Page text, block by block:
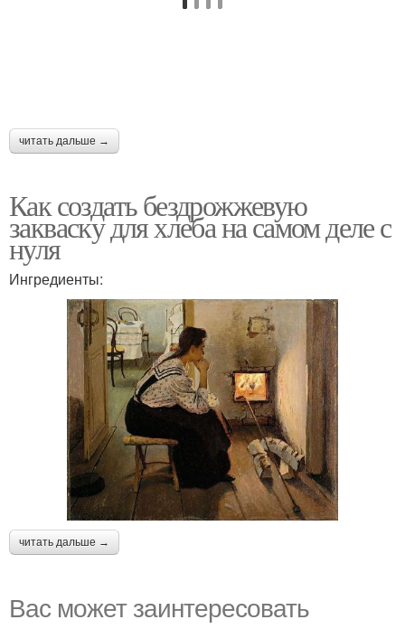
читать дальше →
Как создать бездрожжевую
закваску для хлеба на самом деле с
нуля
Ингредиенты:
читать дальше →
Вас может заинтересовать